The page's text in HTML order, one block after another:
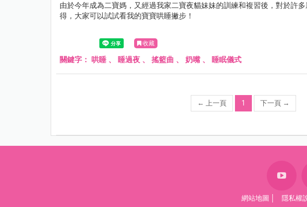
由於今年成為二寶媽，又經過我家二寶夜貓妹妹的訓練和複習後，對於許
得，大家可以試試看我的寶寶哄睡撇步！
收藏
關鍵字： 哄睡 、 睡過夜 、 搖籃曲 、 奶嘴、 睡眠儀式
← 上一頁 1 下一頁 →
網站地圖 隱私權